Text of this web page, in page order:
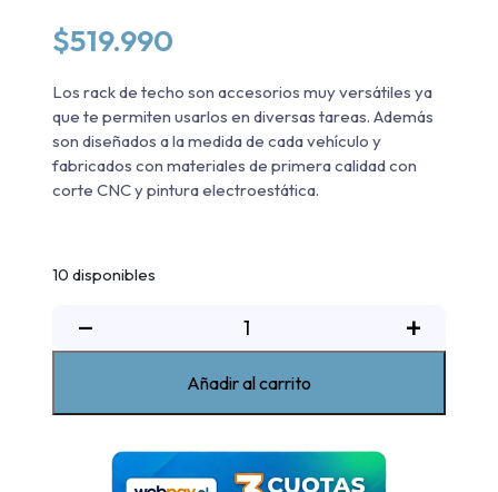
$519.990
Los rack de techo son accesorios muy versátiles ya
que te permiten usarlos en diversas tareas. Además
son diseñados a la medida de cada vehículo y
fabricados con materiales de primera calidad con
corte CNC y pintura electroestática.
10 disponibles
−
2010-
2025
+
Añadir al carrito